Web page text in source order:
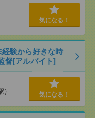
気になる！
験から好きな時
督[アルバイト]
気になる！